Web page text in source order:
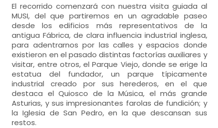
El recorrido comenzará con nuestra visita guiada al
MUSI, del que partiremos en un agradable paseo
desde los edificios más representativos de la
antigua Fábrica, de clara influencia industrial inglesa,
para adentrarnos por las calles y espacios donde
existieron en el pasado distintas factorías auxiliares y
visitar, entre otros, el Parque Viejo, donde se erige la
estatua del fundador, un parque típicamente
industrial creado por sus herederos, en el que
destaca el Quiosco de la Música, el más grande
Asturias, y sus impresionantes farolas de fundición; y
la Iglesia de San Pedro, en la que descansan sus
restos.